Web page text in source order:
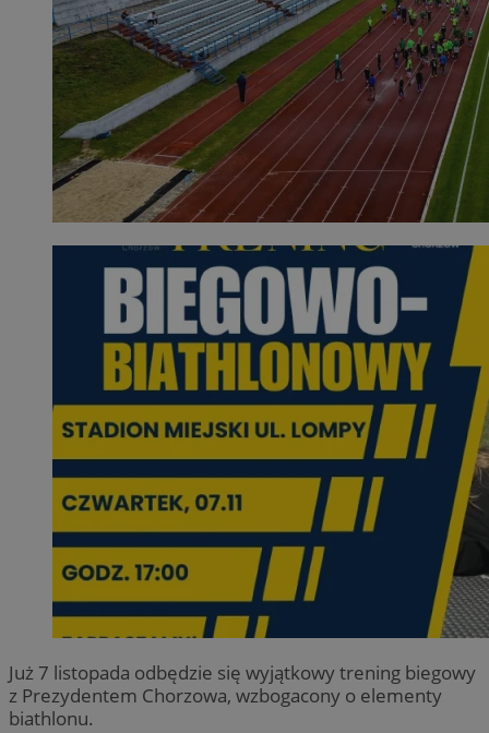
Już 7 listopada odbędzie się wyjątkowy trening biegowy
z Prezydentem Chorzowa, wzbogacony o elementy
biathlonu.